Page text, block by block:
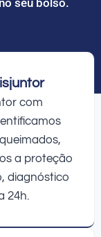
com
a proteção
diagnóstico
24h.